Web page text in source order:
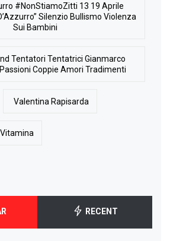
#NonStiamoZitti 13 19 Aprile
Silenzio Bullismo Violenza
Sui Bambini
Tentatori Tentatrici Gianmarco
Coppie Amori Tradimenti
Valentina Rapisarda
Vitamina
RECENT